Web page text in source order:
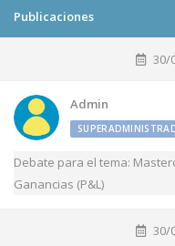
Publicaciones
30/
Admin
Debate para el tema:
Ganancias (P&L)
30/